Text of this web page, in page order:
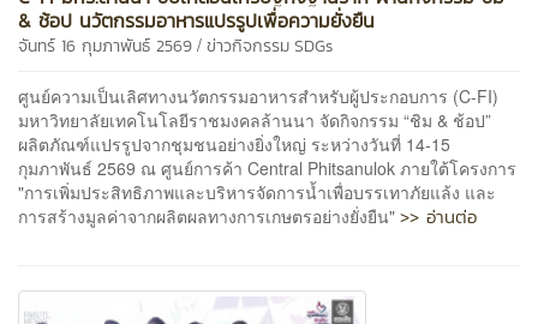
& ช้อป นวัตกรรมอาหารแปรรูปเพื่อความยั่งยืน
จันทร์ 16 กุมภาพันธ์ 2569 / ข่าวกิจกรรมSDGs
ศูนย์ความเป็นเลิศทางนวัตกรรมอาหารสำหรับผู้ประกอบการ (C-FI)
มหาวิทยาลัยเทคโนโลยีราชมงคลล้านนา จัดกิจกรรม “ชิม & ช้อป”
ผลิตภัณฑ์แปรรูปจากชุมชนอย่างยิ่งใหญ่ ระหว่างวันที่ 14-15
กุมภาพันธ์ 2569 ณ ศูนย์การค้า Central Phitsanulok ภายใต้โครงการ
"การเพิ่มประสิทธิภาพและบริหารจัดการน้ำเพื่อบรรเทาภัยแล้ง และ
การสร้างมูลค่าจากผลิตผลทางการเกษตรอย่างยั่งยืน" >> อ่านต่อ